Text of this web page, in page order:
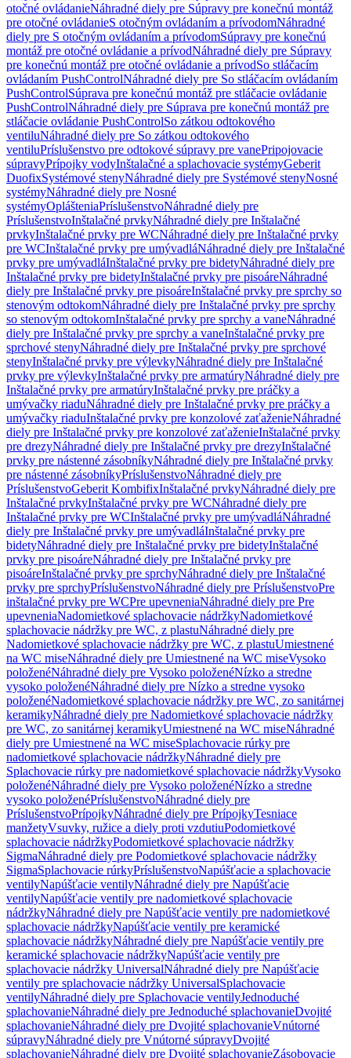
otočné ovládanieNáhradné diely pre Súpravy pre konečnú montáž
pre otočné ovládanieS otočným ovládaním a prívodomNáhradné
diely pre S otočným ovládaním a prívodomSúpravy pre konečnú
montáž pre otočné ovládanie a prívodNáhradné diely pre Súpravy
pre konečnú montáž pre otočné ovládanie a prívodSo stláčacím
ovládaním PushControlNáhradné diely pre So stláčacím ovládaním
PushControlSúprava pre konečnú montáž pre stláčacie ovládanie
PushControlNáhradné diely pre Súprava pre konečnú montáž pre
stláčacie ovládanie PushControlSo zátkou odtokového
ventiluNáhradné diely pre So zátkou odtokového
ventiluPríslušenstvo pre odtokové súpravy pre vanePripojovacie
súpravyPrípojky vodyInštalačné a splachovacie systémyGeberit
DuofixSystémové stenyNáhradné diely pre Systémové stenyNosné
systémyNáhradné diely pre Nosné
systémyOplášteniaPríslušenstvoNáhradné diely pre
PríslušenstvoInštalačné prvkyNáhradné diely pre Inštalačné
prvkyInštalačné prvky pre WCNáhradné diely pre Inštalačné prvky
pre WCInštalačné prvky pre umývadláNáhradné diely pre Inštalačné
prvky pre umývadláInštalačné prvky pre bidetyNáhradné diely pre
Inštalačné prvky pre bidetyInštalačné prvky pre pisoáreNáhradné
diely pre Inštalačné prvky pre pisoáreInštalačné prvky pre sprchy so
stenovým odtokomNáhradné diely pre Inštalačné prvky pre sprchy
so stenovým odtokomInštalačné prvky pre sprchy a vaneNáhradné
diely pre Inštalačné prvky pre sprchy a vaneInštalačné prvky pre
sprchové stenyNáhradné diely pre Inštalačné prvky pre sprchové
stenyInštalačné prvky pre výlevkyNáhradné diely pre Inštalačné
prvky pre výlevkyInštalačné prvky pre armatúryNáhradné diely pre
Inštalačné prvky pre armatúryInštalačné prvky pre práčky a
umývačky riaduNáhradné diely pre Inštalačné prvky pre práčky a
umývačky riaduInštalačné prvky pre konzolové zaťaženieNáhradné
diely pre Inštalačné prvky pre konzolové zaťaženieInštalačné prvky
pre drezyNáhradné diely pre Inštalačné prvky pre drezyInštalačné
prvky pre nástenné zásobníkyNáhradné diely pre Inštalačné prvky
pre nástenné zásobníkyPríslušenstvoNáhradné diely pre
PríslušenstvoGeberit KombifixInštalačné prvkyNáhradné diely pre
Inštalačné prvkyInštalačné prvky pre WCNáhradné diely pre
Inštalačné prvky pre WCInštalačné prvky pre umývadláNáhradné
diely pre Inštalačné prvky pre umývadláInštalačné prvky pre
bidetyNáhradné diely pre Inštalačné prvky pre bidetyInštalačné
prvky pre pisoáreNáhradné diely pre Inštalačné prvky pre
pisoáreInštalačné prvky pre sprchyNáhradné diely pre Inštalačné
prvky pre sprchyPríslušenstvoNáhradné diely pre PríslušenstvoPre
inštalačné prvky pre WCPre upevneniaNáhradné diely pre Pre
upevneniaNadomietkové splachovacie nádržkyNadomietkové
splachovacie nádržky pre WC, z plastuNáhradné diely pre
Nadomietkové splachovacie nádržky pre WC, z plastuUmiestnené
na WC miseNáhradné diely pre Umiestnené na WC miseVysoko
položenéNáhradné diely pre Vysoko položenéNízko a stredne
vysoko položenéNáhradné diely pre Nízko a stredne vysoko
položenéNadomietkové splachovacie nádržky pre WC, zo sanitárnej
keramikyNáhradné diely pre Nadomietkové splachovacie nádržky
pre WC, zo sanitárnej keramikyUmiestnené na WC miseNáhradné
diely pre Umiestnené na WC miseSplachovacie rúrky pre
nadomietkové splachovacie nádržkyNáhradné diely pre
Splachovacie rúrky pre nadomietkové splachovacie nádržkyVysoko
položenéNáhradné diely pre Vysoko položenéNízko a stredne
vysoko položenéPríslušenstvoNáhradné diely pre
PríslušenstvoPrípojkyNáhradné diely pre PrípojkyTesniace
manžetyVsuvky, ružice a diely proti vzdutiuPodomietkové
splachovacie nádržkyPodomietkové splachovacie nádržky
SigmaNáhradné diely pre Podomietkové splachovacie nádržky
SigmaSplachovacie rúrkyPríslušenstvoNapúšťacie a splachovacie
ventilyNapúšťacie ventilyNáhradné diely pre Napúšťacie
ventilyNapúšťacie ventily pre nadomietkové splachovacie
nádržkyNáhradné diely pre Napúšťacie ventily pre nadomietkové
splachovacie nádržkyNapúšťacie ventily pre keramické
splachovacie nádržkyNáhradné diely pre Napúšťacie ventily pre
keramické splachovacie nádržkyNapúšťacie ventily pre
splachovacie nádržky UniversalNáhradné diely pre Napúšťacie
ventily pre splachovacie nádržky UniversalSplachovacie
ventilyNáhradné diely pre Splachovacie ventilyJednoduché
splachovanieNáhradné diely pre Jednoduché splachovanieDvojité
splachovanieNáhradné diely pre Dvojité splachovanieVnútorné
súpravyNáhradné diely pre Vnútorné súpravyDvojité
splachovanieNáhradné diely pre Dvojité splachovanieZásobovacie